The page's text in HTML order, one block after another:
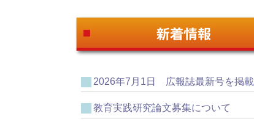
2026年7月1日 広報誌最新号を掲載
教育実践研究論文募集について